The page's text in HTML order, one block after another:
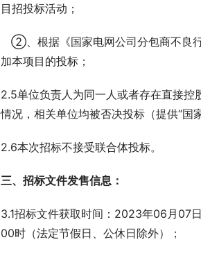
目招投标活动；
②、根据《国家电网公司分包商不良
加本项目的投标；
2.5单位负责人为同一人或者存在直接
情况，相关单位均被否决投标（提供“国
2.6本次招标不接受联合体投标。
三、招标文件发售信息：
3.1招标文件获取时间：2023年06月07
00时（法定节假日、公休日除外）；